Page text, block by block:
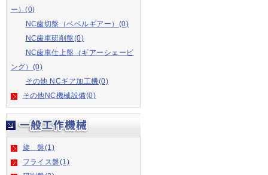
ー）(0)
NC歯切盤（ベベルギアー）(0)
NC歯車研削盤(0)
NC歯車仕上盤（ギアーシェービ
ング）(0)
その他 NCギア加工機(0)
その他NC機械設備(0)
旋 盤(1)
フライス盤(1)